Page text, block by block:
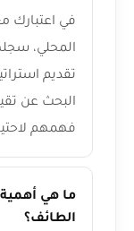
في اعتبارك
المحلي،
تقديم
البحث عن
فهمهم
ما هي
الطائف؟